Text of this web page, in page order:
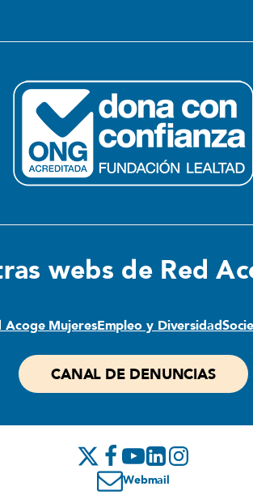
webs de Red
Acoge MujeresEmpleo y Diversidad
CANAL DE DENUNCIAS
Webmail